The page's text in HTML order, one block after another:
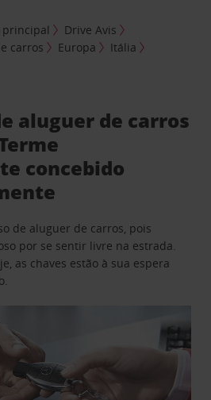
principal
Drive Avis
carros
Europa
Itália
aluguer de carros
concebido
de aluguer de carros, pois
por se sentir livre na estrada.
as chaves estão à sua espera